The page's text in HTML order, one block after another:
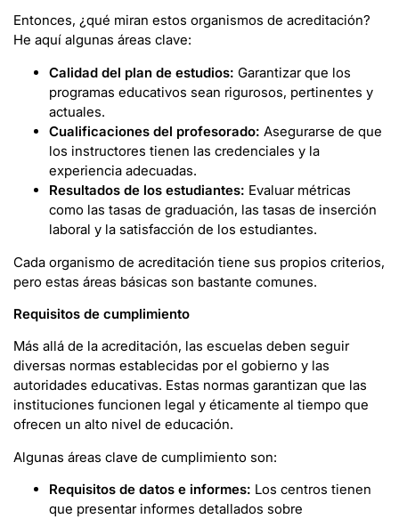
Entonces, ¿qué miran estos organismos de acreditación?
He aquí algunas áreas clave:
Calidad del plan de estudios: Garantizar que los
programas educativos sean rigurosos, pertinentes y
actuales.
Cualificaciones del profesorado: Asegurarse de que
los instructores tienen las credenciales y la
experiencia adecuadas.
Resultados de los estudiantes: Evaluar métricas
como las tasas de graduación, las tasas de inserción
laboral y la satisfacción de los estudiantes.
Cada organismo de acreditación tiene sus propios criterios,
pero estas áreas básicas son bastante comunes.
Requisitos de cumplimiento
Más allá de la acreditación, las escuelas deben seguir
diversas normas establecidas por el gobierno y las
autoridades educativas. Estas normas garantizan que las
instituciones funcionen legal y éticamente al tiempo que
ofrecen un alto nivel de educación.
Algunas áreas clave de cumplimiento son:
Requisitos de datos e informes: Los centros tienen
que presentar informes detallados sobre